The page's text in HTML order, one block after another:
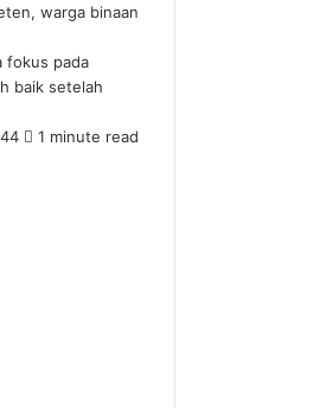
warga binaan
fokus pada
baik setelah
1 minute read